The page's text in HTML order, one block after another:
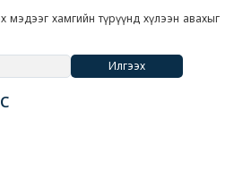
мэдээг хамгийн түрүүнд хүлээн авахыг
Илгээх